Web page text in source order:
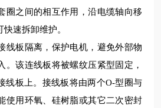
圈之间的相互作用，沿电缆轴向移
速拆卸维护。
线板隔离，保护电机，避免外部物
。该连线板将被螺纹压紧型固定，
线板上。接线板将由两个O-型圈与
使用环氧、硅树脂或其它二次密封